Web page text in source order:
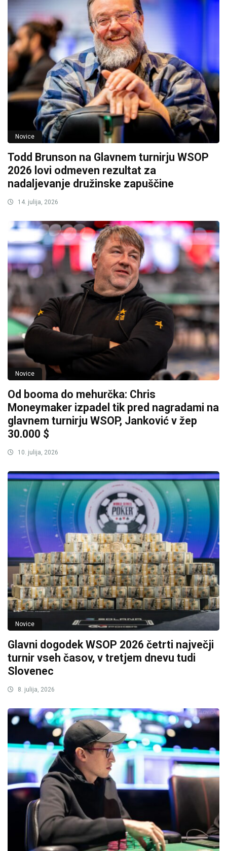
Novice
Todd Brunson na Glavnem turnirju WSOP
2026 lovi odmeven rezultat za
nadaljevanje družinske zapuščine
14. julija, 2026
Novice
Od booma do mehurčka: Chris
Moneymaker izpadel tik pred nagradami na
glavnem turnirju WSOP, Janković v žep
30.000 $
10. julija, 2026
Novice
Glavni dogodek WSOP 2026 četrti največji
turnir vseh časov, v tretjem dnevu tudi
Slovenec
8. julija, 2026